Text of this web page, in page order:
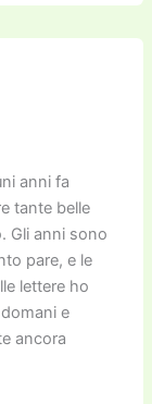
k
e
n
di
anni fa
tante belle
Gli anni sono
pare, e le
lettere ho
e
ancora